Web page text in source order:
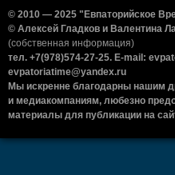
© 2010 — 2025 "Евпаторийское
© Алексей Гладков и Валентина
(собственная информация)
тел. +7(978)574-27-25. E-mail:
evpatoriatime@yandex.ru
Мы искренне благодарны нашим
и медиакомпаниям, любезно
материалы для публикации на